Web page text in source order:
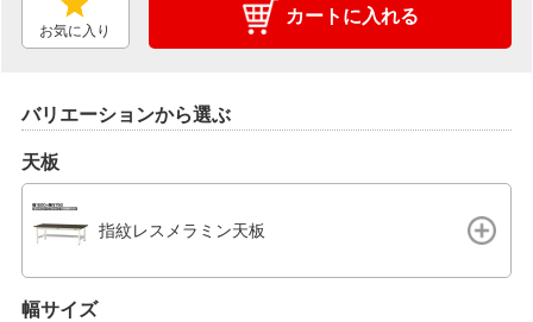
お気に入り
カートに入れる
バリエーションから選ぶ
天板
指紋レスメラミン天板
幅サイズ